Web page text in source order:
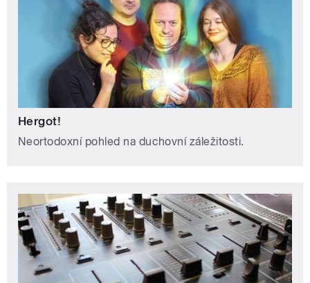
Hergot!
Neortodoxní pohled na duchovní záležitosti.